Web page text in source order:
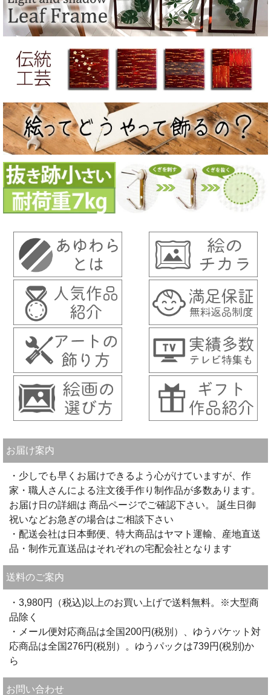
お届け案内
・少しでも早くお届けできるよう心がけていますが、作
家・職人さんによる注文後手作り制作品が多数あります。
お届け日の詳細は 商品ページでご確認下さい。 誕生日御
祝いなどお急ぎの場合はご相談下さい
・配送会社は日本郵便、特大商品はヤマト運輸、産地直送
品・制作元直送品はそれぞれの宅配会社となります
送料のご案内
・3,980円（税込)以上のお買い上げで送料無料。※大型商
品除く
・メール便対応商品は全国200円(税別）、ゆうパケット対
応商品は全国276円(税別）。ゆうパックは739円(税別)か
ら
お問い合わせ